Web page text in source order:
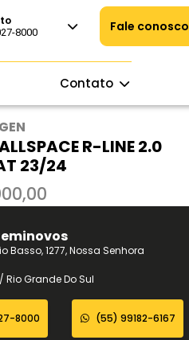
8000
Fale conosco
Contato
R-LINE 2.0
23/24
Basso, 1277, Nossa Senhora
Grande Do Sul
8000 (55) 99182-6167